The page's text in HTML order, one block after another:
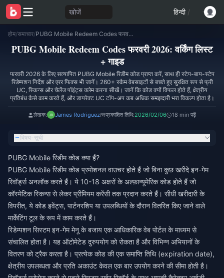
खोजें हिन्दी /
होम/समाचार/ PUBG Mobile Redeem Codes फरवरी 2026: वर्किंग लिस्ट + गाइड
PUBG Mobile Redeem Codes फरवरी 2026: वर्किंग लिस्ट
+ गाइड
फरवरी 2026 के लिए सत्यापित PUBG Mobile रिडीम कोड प्राप्त करें, साथ ही स्टेप-बाय-स्टेप
रिडेम्पशन निर्देश और एरर फिक्स भी जानें। 260+ स्कैम वेबसाइटों से बचते हुए सुरक्षित रूप से फ्री
UC, स्किन्स और चैलेंज पॉइंट्स क्लेम करना सीखें। जानें कि कोड क्यों विफल होते हैं, क्षेत्रीय
प्रतिबंध कैसे काम करते हैं, और डायरेक्ट UC टॉप-अप कब अधिक समझदारी भरा विकल्प होता है।
लेखक: James Rodriguez प्रकाशित तिथि:2026/02/06 18 min पढ़ें
विषय-सूची
PUBG Mobile रिडीम कोड क्या हैं?
PUBG Mobile रिडीम कोड प्रमोशनल वाउचर होते हैं जो बिना कुछ खरीदे इन-गेम
रिवॉर्ड्स अनलॉक करते हैं। ये 10-18 अक्षरों के अल्फ़ान्यूमेरिक कोड होते हैं जो
कॉस्मेटिक स्किन्स से लेकर प्रीमियम करेंसी तक प्रदान करते हैं। सीधी खरीदारी के
विपरीत, ये कोड इवेंट्स, पार्टनरशिप या उपलब्धियों के दौरान वितरित किए जाने वाले
मार्केटिंग टूल के रूप में काम करते हैं।
रिडेम्पशन सिस्टम इन-गेम मेनू के बजाय एक आधिकारिक वेब पोर्टल के माध्यम से
संचालित होता है। यह ऑटोमेटेड दुरुपयोग को रोकता है और विभिन्न अभियानों के
वितरण को ट्रैक करता है। प्रत्येक कोड की एक समाप्ति तिथि (expiration date),
क्षेत्रीय उपलब्धता और प्रति अकाउंट केवल एक बार उपयोग करने की सीमा होती है।